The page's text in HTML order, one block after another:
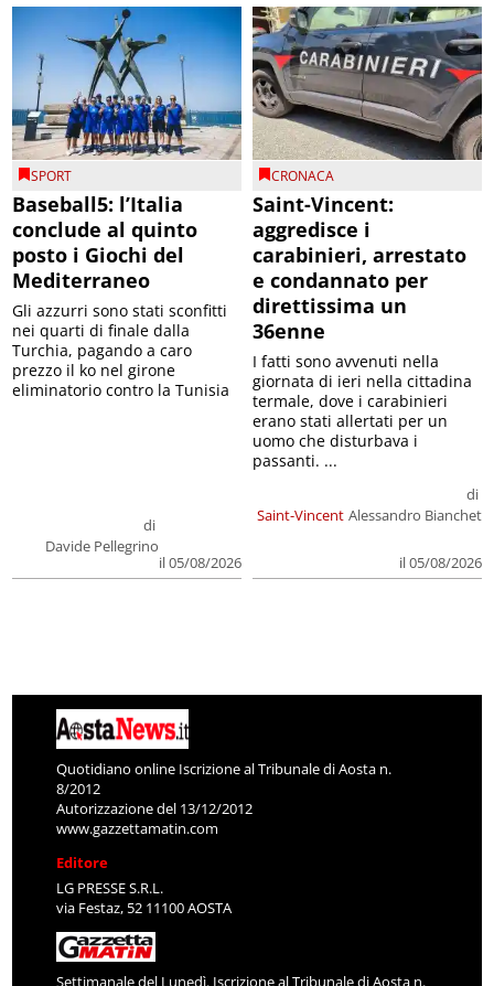
SPORT
Baseball5: l’Italia
conclude al quinto
posto i Giochi del
Mediterraneo
di
Davide Pellegrino
il 05/08/2026
Gli azzurri sono stati sconfitti
nei quarti di finale dalla
Turchia, pagando a caro
prezzo il ko nel girone
eliminatorio contro la Tunisia
CRONACA
Saint-Vincent:
aggredisce i
carabinieri, arrestato
e condannato per
direttissima un
36enne
Saint-Vincent
di
Alessandro Bianchet
il 05/08/2026
I fatti sono avvenuti nella
giornata di ieri nella cittadina
termale, dove i carabinieri
erano stati allertati per un
uomo che disturbava i
passanti. ...
Quotidiano online Iscrizione al Tribunale di Aosta n.
8/2012
Autorizzazione del 13/12/2012
www.gazzettamatin.com
Editore
LG PRESSE S.R.L.
via Festaz, 52 11100 AOSTA
Settimanale del Lunedì. Iscrizione al Tribunale di Aosta n.